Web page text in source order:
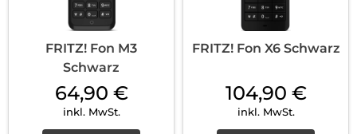
FRITZ! Fon M3
Schwarz
64,90 €
inkl. MwSt.
FRITZ! Fon X6 Schwarz
104,90 €
inkl. MwSt.